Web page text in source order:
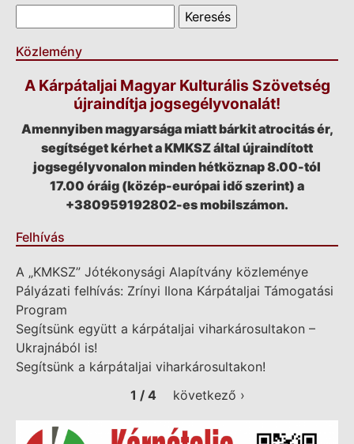
Keresés űrlap
Közlemény
A Kárpátaljai Magyar Kulturális Szövetség
újraindítja jogsegélyvonalát!
Amennyiben magyarsága miatt bárkit atrocitás ér,
segítséget kérhet a KMKSZ által újraindított
jogsegélyvonalon minden hétköznap 8.00-tól
17.00 óráig (közép-európai idő szerint) a
+380959192802-es mobilszámon.
Felhívás
A „KMKSZ” Jótékonysági Alapítvány közleménye
Pályázati felhívás: Zrínyi Ilona Kárpátaljai Támogatási
Program
Segítsünk együtt a kárpátaljai viharkárosultakon –
Ukrajnából is!
Segítsünk a kárpátaljai viharkárosultakon!
1 / 4
következő ›